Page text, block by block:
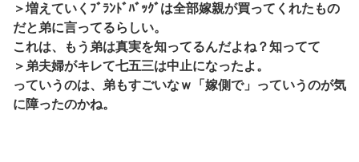
＞増えていくﾌﾞﾗﾝﾄﾞﾊﾞｯｸﾞは全部嫁親が買ってくれたもの
だと弟に言ってるらしい。
これは、もう弟は真実を知ってるんだよね？知ってて
＞弟夫婦がキレて七五三は中止になったよ。
っていうのは、弟もすごいなｗ「嫁側で」っていうのが気
に障ったのかね。